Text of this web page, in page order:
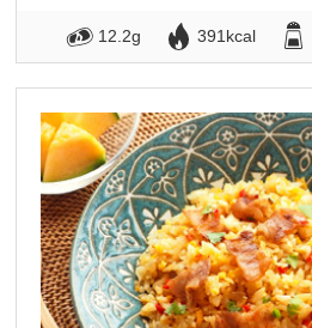
12.2g 391kcal